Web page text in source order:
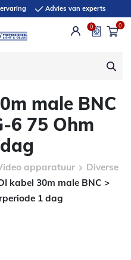
Advies van experts
0 0
male BNC
6 75 Ohm
apparatuur
Diverse
kabel 30m male BNC >
1 dag